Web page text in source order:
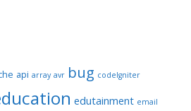
api array avr bug codeIgniter
edutainment email